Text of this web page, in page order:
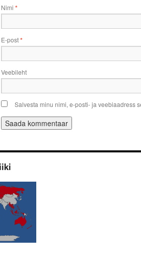
Nimi *
E-post*
Veebileht
Salvesta minu nimi, e-posti- ja veebiaadress